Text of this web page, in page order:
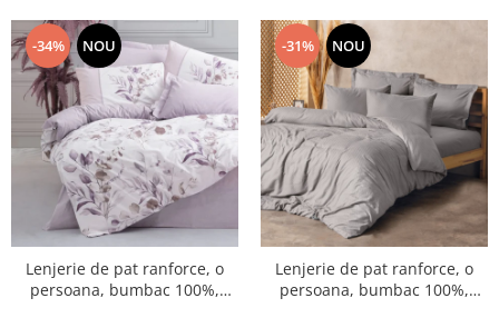
-34% NOU
Lenjerie de pat ranforce, o
persoana, bumbac 100%,
-31% NOU
Lenjerie de pat ranforce, o
persoana, bumbac 100%,